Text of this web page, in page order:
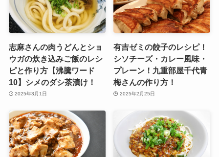
志麻さんの肉うどんとショ
ウガの炊き込みご飯のレシ
ピと作り方【沸騰ワード
10】シメのダシ茶漬け！
2025年3月1日
有吉ゼミの餃子のレシピ！
シソチーズ・カレー風味・
プレーン！九重部屋千代青
梅さんの作り方！
2025年2月25日